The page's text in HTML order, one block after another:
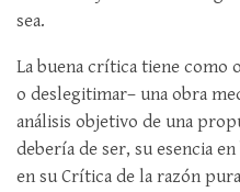
sea.
La buena crítica tiene
o deslegitimar– una obra
análisis objetivo de una
debería de ser, su esencia
en su Crítica de la razón